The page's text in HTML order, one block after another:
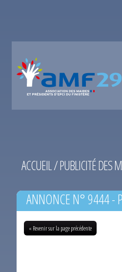
ACCUEIL/PUBLICITÉ DES
ANNONCE N° 9444 -
« Revenir sur la page précédente